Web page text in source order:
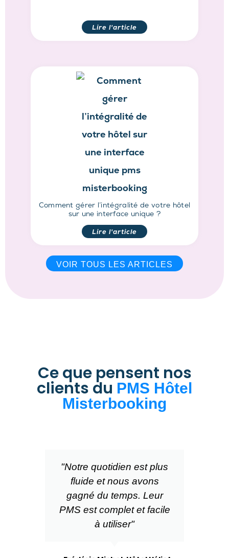
Lire l'article
Comment gérer l’intégralité de votre hôtel
sur une interface unique ?
Lire l'article
VOIR TOUS LES ARTICLES
Ce que pensent nos
clients du PMS Hôtel
Misterbooking
"Notre quotidien est plus
fluide et nous avons
gagné du temps. Leur
PMS est complet et facile
à utiliser"